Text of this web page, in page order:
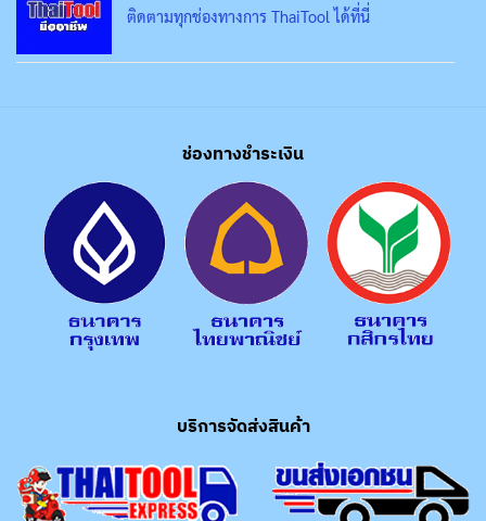
ติดตามทุกช่องทางการ ThaiTool ได้ที่นี่
ช่องทางชำระเงิน
บริการจัดส่งสินค้า